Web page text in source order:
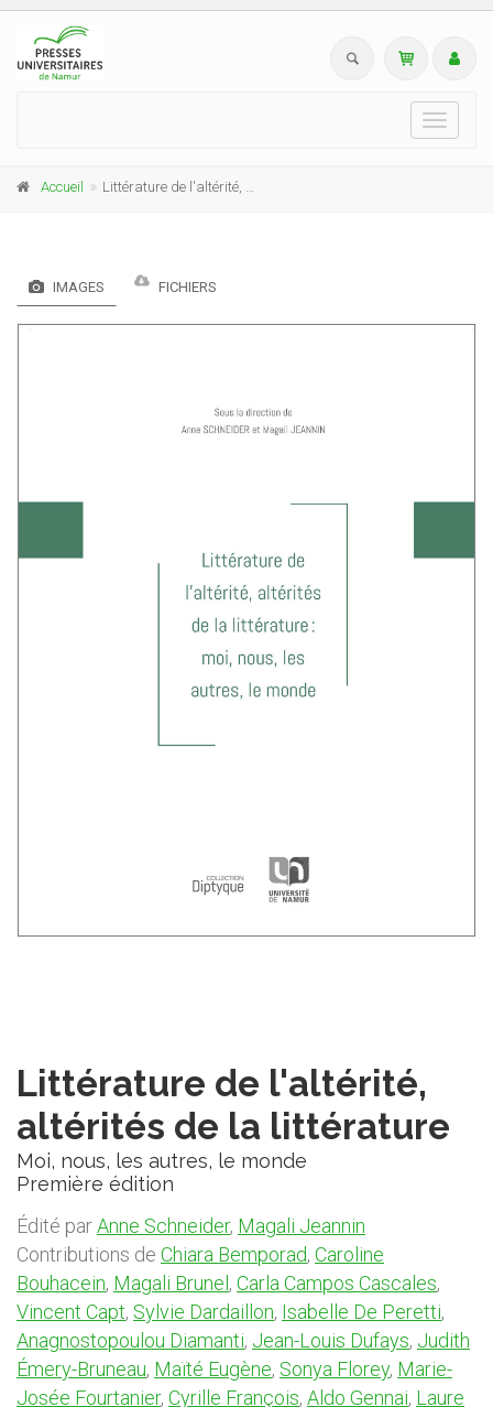
Toggle
Accueil Littérature de l'altérité, altérités de la littérature
IMAGES FICHIERS
Littérature de l'altérité,
altérités de la littérature
Moi, nous, les autres, le monde
Première édition
Édité parAnne Schneider, Magali Jeannin
Contributions de Chiara Bemporad, Caroline
Bouhacein, Magali Brunel , Carla Campos Cascales,
Vincent Capt, Sylvie Dardaillon, Isabelle De Peretti,
Anagnostopoulou Diamanti, Jean-Louis Dufays, Judith
Émery-Bruneau, Maïté Eugène, Sonya Florey, Marie-
Josée Fourtanier, Cyrille François, Aldo Gennai, Laure